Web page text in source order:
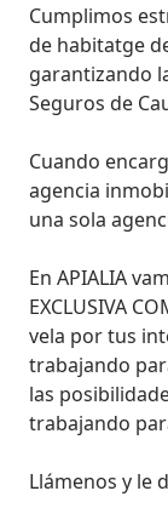
Cumplimos
de habitatge
garantizando
Seguros de
Cuando
agencia
una sola
En APIALIA
EXCLUSIVA
vela por tus
trabajando
las
trabajando
Llámenos y le